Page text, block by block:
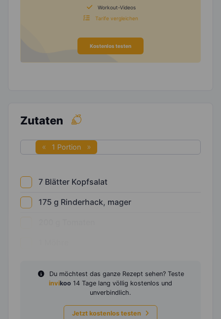
Workout-Videos
Tarife vergleichen
Kostenlos testen
Zutaten
1 Portion
7 Blätter Kopfsalat
175 g Rinderhack, mager
Du möchtest das ganze Rezept sehen? Teste
invikoo 14 Tage lang völlig kostenlos und
unverbindlich.
Jetzt kostenlos testen